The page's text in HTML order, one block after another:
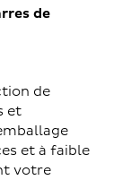
de
de
et
et à faible
votre